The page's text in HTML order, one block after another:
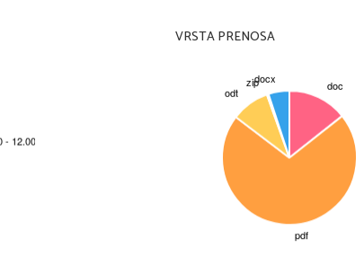
dveh slovenskih knjig – knjižni jezik, knjižna tradicija
slovenskega jezika pri cerkvenem obredju
prva tiskarna J. Mandelca v Ljubljani
Biblije
VRSTA PRENOSA